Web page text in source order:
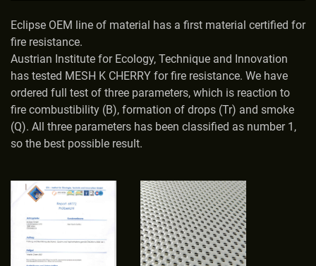
Eclipse OEM line of material has a first material certified for
fire resistance.
Austrian Institute for Ecology, Technique and Innovation
has tested MESH K CHERRY for fire resistance. We have
ordered full test of three parameters, which is reaction to
fire combustibility (B), formation of drops (Tr) and smoke
(Q). All three parameters has been classified as number 1,
so the best possible result.